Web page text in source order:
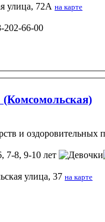
улица, 72А на карте
202-66-00
и оздоровительных
7-8, 9-10 лет
улица, 37 на карте